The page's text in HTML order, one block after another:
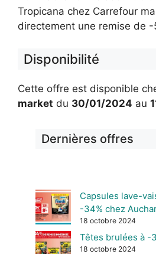
Tropicana chez Carrefour
directement une remise de -
Disponibilité
Cette offre est disponible
market du 30/01/2024 au
Dernières offres
Capsules lave-
-34% chez
18 octobre 2024
Têtes brulées à -
18 octobre 2024